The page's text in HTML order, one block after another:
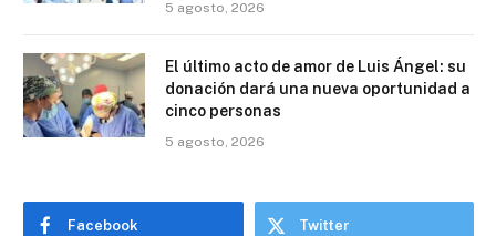
5 agosto, 2026
El último acto de amor de Luis Ángel: su
donación dará una nueva oportunidad a
cinco personas
5 agosto, 2026
Facebook Twitter